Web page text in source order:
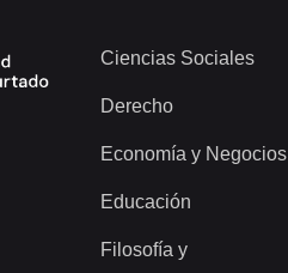
Ciencias Sociales
Derecho
Economía y Negocios
Educación
Filosofía y